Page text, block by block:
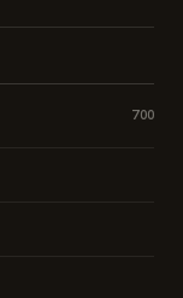
700